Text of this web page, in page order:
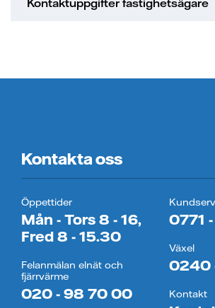
Kontaktuppgifter fastighetsägare
Kontakta oss
Öppettider
Mån - Tors 8 - 16,
Fred 8 - 15.30
Felanmälan elnät och
fjärrvärme
020 - 98 70 00
0771
Växel
0240
Kontakt